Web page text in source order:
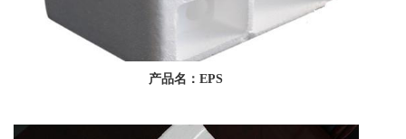
产品名：EPS